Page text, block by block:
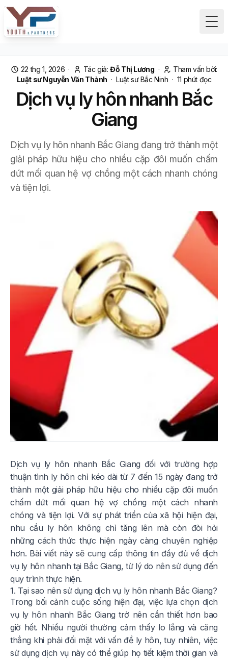
22 thg 1, 2026 · Tác giả: Đỗ Thị Lương ·
Tham vấn bởi:
Luật sư Nguyễn Văn Thành ·Luật sư Bắc Ninh · 11 phút đọc
Dịch vụ ly hôn nhanh Bắc
Giang
Dịch vụ ly hôn nhanh Bắc Giang đang trở thành một
giải pháp hữu hiệu cho nhiều cặp đôi muốn chấm
dứt mối quan hệ vợ chồng một cách nhanh chóng
và tiện lợi.
Dịch vụ ly hôn nhanh Bắc Giang đối với trường hợp
thuận tình ly hôn chỉ kéo dài từ 7 đến 15 ngày đang trở
thành một giải pháp hữu hiệu cho nhiều cặp đôi muốn
chấm dứt mối quan hệ vợ chồng một cách nhanh
chóng và tiện lợi. Với sự phát triển của xã hội hiện đại,
nhu cầu ly hôn không chỉ tăng lên mà còn đòi hỏi
những cách thức thực hiện ngày càng chuyên nghiệp
hơn. Bài viết này sẽ cung cấp thông tin đầy đủ về dịch
vụ ly hôn nhanh tại Bắc Giang, từ lý do nên sử dụng đến
quy trình thực hiện.
1. Tại sao nên sử dụng dịch vụ ly hôn nhanh Bắc Giang?
Trong bối cảnh cuộc sống hiện đại, việc lựa chọn dịch
vụ ly hôn nhanh Bắc Giang trở nên cần thiết hơn bao
giờ hết. Nhiều người thường cảm thấy lo lắng và căng
thẳng khi phải đối mặt với vấn đề ly hôn, tuy nhiên, việc
sử dụng dịch vụ này có thể giúp họ tiết kiệm thời gian và